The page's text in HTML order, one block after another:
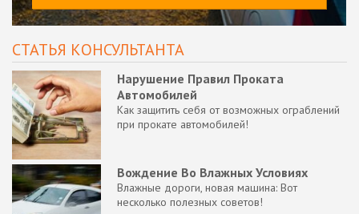
СТАТЬЯ КОНСУЛЬТАНТА
Нарушение Правил Проката
Автомобилей
Как защитить себя от возможных ограблений
при прокате автомобилей!
Вождение Во Влажных Условиях
Влажные дороги, новая машина: Вот
несколько полезных советов!